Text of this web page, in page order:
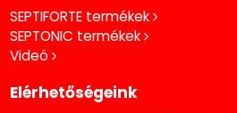
SEPTIFORTE termékek
SEPTONIC termékek
Videó
Elérhetőségeink